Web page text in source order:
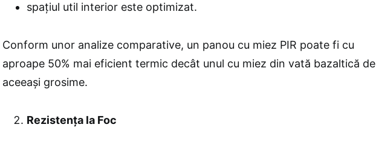
spațiul util interior este optimizat.
Conform unor analize comparative, un panou cu miez PIR poate fi cu
aproape 50% mai eficient termic decât unul cu miez din vată bazaltică de
aceeași grosime.
Rezistența la Foc